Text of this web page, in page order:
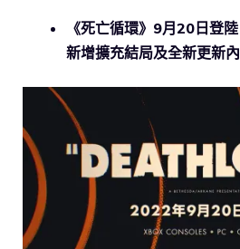
《死亡循環》9月20日登
新增擴充結局及全新更新內